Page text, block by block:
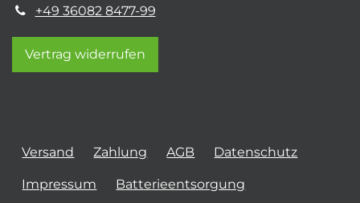
+49 36082 8477-99
Vertrag widerrufen
Versand Zahlung AGB Datenschutz
Impressum Batterieentsorgung